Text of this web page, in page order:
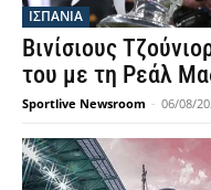
ΙΣΠΑΝΙΑ
Βινίσιους
του με τη Ρεάλ
Sportlive Newsroom - 06/08/